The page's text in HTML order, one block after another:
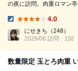
の夜に訪問。肉重ロマン
開したお店。ロマン亭グ
ランなども展...
4.0
にせきち （248）
2026/06 訪問
1回
数